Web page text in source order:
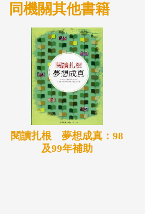
同機關其他書籍
閱讀扎根 夢想成真：98
及99年補助